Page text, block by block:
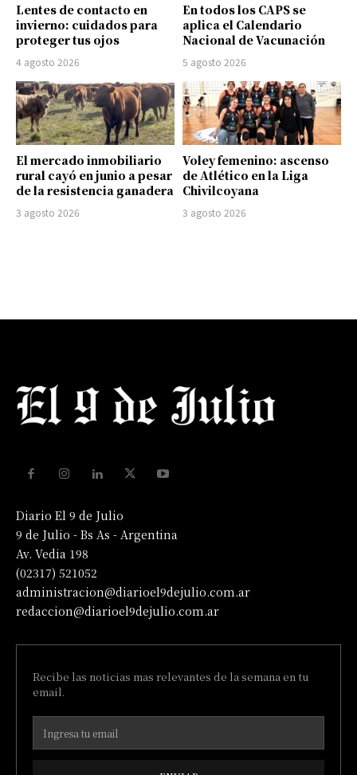
Lentes de contacto en
invierno: cuidados para
proteger tus ojos
4 agosto 2026
En todos los CAPS se
aplica el Calendario
Nacional de Vacunación
5 agosto 2026
El mercado inmobiliario
rural cayó en junio a pesar
de la resistencia ganadera
3 agosto 2026
Voley femenino: ascenso
de Atlético en la Liga
Chivilcoyana
3 agosto 2026
Diario El 9 de Julio
9 de Julio - Bs As - Argentina
Av. Vedia 198
(02317) 521052
administracion@diarioel9dejulio.com.ar
redaccion@diarioel9dejulio.com.ar
Recibe las noticias mas relevantes de la semana en tu
email.